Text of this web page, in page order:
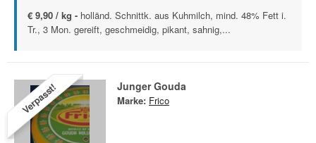
€ 9,90 / kg - holländ. Schnittk. aus Kuhmilch, mind. 48% Fett i.
Tr., 3 Mon. gereift, geschmeidig, pikant, sahnig,...
Verpasst! Junger Gouda
Marke: Frico